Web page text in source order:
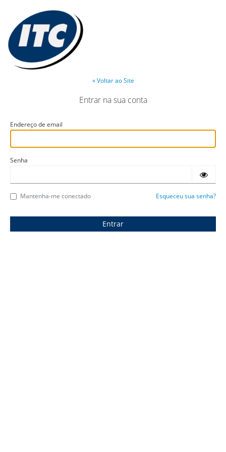
« Voltar ao Site
Entrar na sua conta
Endereço de email
Senha
Mantenha-me conectado Esqueceu sua senha?